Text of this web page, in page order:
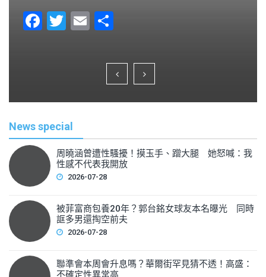
F
b
o
k
T
E
ar
e
News special
周曉涵曾遭性騷擾！摸玉手、蹭大腿 她怒喊：我
性感不代表我開放
2026-07-28
被菲富商包養20年？郭台銘女球友本名曝光 同時
誆多男還掏空前夫
2026-07-28
聯準會本周會升息嗎？華爾街罕見猜不透！高盛：
不確定性異常高